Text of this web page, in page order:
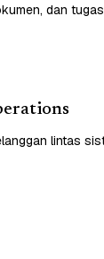
dan
lintas